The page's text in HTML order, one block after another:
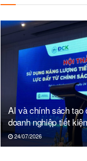
AI và chính sách tạo
doanh nghiệp tiết
24/07/2026